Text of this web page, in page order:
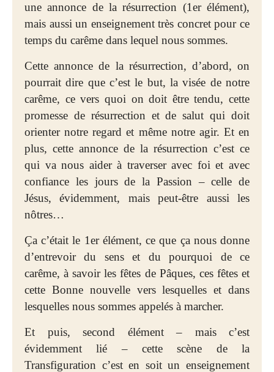
une annonce de la résurrection (1er élément),
mais aussi un enseignement très concret pour ce
temps du carême dans lequel nous sommes.
Cette annonce de la résurrection, d’abord, on
pourrait dire que c’est le but, la visée de notre
carême, ce vers quoi on doit être tendu, cette
promesse de résurrection et de salut qui doit
orienter notre regard et même notre agir. Et en
plus, cette annonce de la résurrection c’est ce
qui va nous aider à traverser avec foi et avec
confiance les jours de la Passion – celle de
Jésus, évidemment, mais peut-être aussi les
nôtres…
Ça c’était le 1er élément, ce que ça nous donne
d’entrevoir du sens et du pourquoi de ce
carême, à savoir les fêtes de Pâques, ces fêtes et
cette Bonne nouvelle vers lesquelles et dans
lesquelles nous sommes appelés à marcher.
Et puis, second élément – mais c’est
évidemment lié – cette scène de la
Transfiguration c’est en soit un enseignement